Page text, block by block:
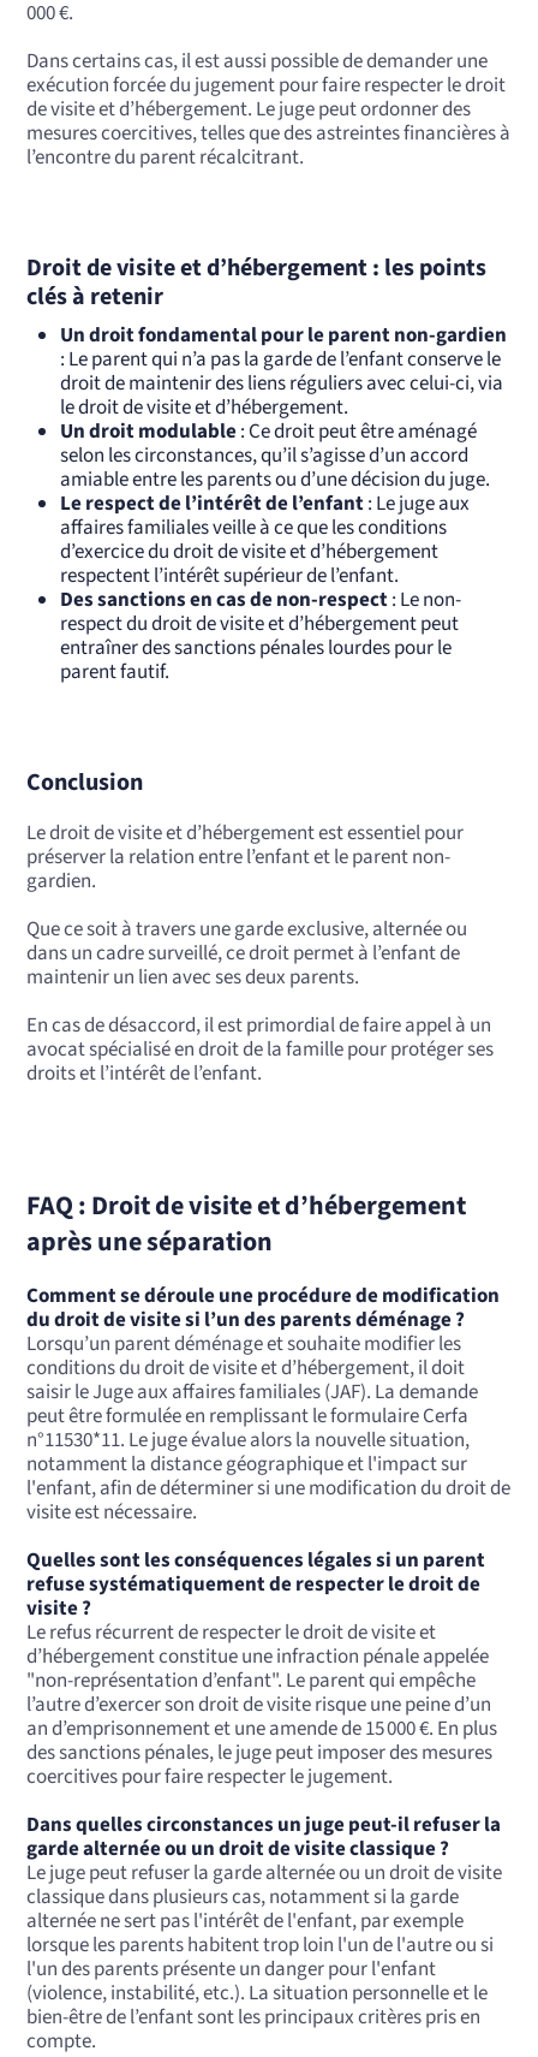
000 €.
Dans certains cas, il est aussi possible de demander une
exécution forcée du jugement pour faire respecter le droit
de visite et d’hébergement. Le juge peut ordonner des
mesures coercitives, telles que des astreintes financières à
l’encontre du parent récalcitrant.
Droit de visite et d’hébergement : les points
clés à retenir
Un droit fondamental pour le parent non-gardien
: Le parent qui n’a pas la garde de l’enfant conserve le
droit de maintenir des liens réguliers avec celui-ci, via
le droit de visite et d’hébergement.
Un droit modulable: Ce droit peut être aménagé
selon les circonstances, qu’il s’agisse d’un accord
amiable entre les parents ou d’une décision du juge.
Le respect de l’intérêt de l’enfant: Le juge aux
affaires familiales veille à ce que les conditions
d’exercice du droit de visite et d’hébergement
respectent l’intérêt supérieur de l’enfant.
Des sanctions en cas de non-respect: Le non-
respect du droit de visite et d’hébergement peut
entraîner des sanctions pénales lourdes pour le
parent fautif.
Conclusion
Le droit de visite et d’hébergement est essentiel pour
préserver la relation entre l’enfant et le parent non-
gardien.
Que ce soit à travers une garde exclusive, alternée ou
dans un cadre surveillé, ce droit permet à l’enfant de
maintenir un lien avec ses deux parents.
En cas de désaccord, il est primordial de faire appel à un
avocat spécialisé en droit de la famille pour protéger ses
droits et l’intérêt de l’enfant.
FAQ : Droit de visite et d’hébergement
après une séparation
Comment se déroule une procédure de modification
du droit de visite si l’un des parents déménage ?
Lorsqu’un parent déménage et souhaite modifier les
conditions du droit de visite et d’hébergement, il doit
saisir le Juge aux affaires familiales (JAF). La demande
peut être formulée en remplissant le formulaire Cerfa
n°11530*11. Le juge évalue alors la nouvelle situation,
notamment la distance géographique et l'impact sur
l'enfant, afin de déterminer si une modification du droit de
visite est nécessaire.
Quelles sont les conséquences légales si un parent
refuse systématiquement de respecter le droit de
visite ?
Le refus récurrent de respecter le droit de visite et
d’hébergement constitue une infraction pénale appelée
"non-représentation d’enfant". Le parent qui empêche
l’autre d’exercer son droit de visite risque une peine d’un
an d’emprisonnement et une amende de 15 000 €. En plus
des sanctions pénales, le juge peut imposer des mesures
coercitives pour faire respecter le jugement.
Dans quelles circonstances un juge peut-il refuser la
garde alternée ou un droit de visite classique ?
Le juge peut refuser la garde alternée ou un droit de visite
classique dans plusieurs cas, notamment si la garde
alternée ne sert pas l'intérêt de l'enfant, par exemple
lorsque les parents habitent trop loin l'un de l'autre ou si
l'un des parents présente un danger pour l'enfant
(violence, instabilité, etc.). La situation personnelle et le
bien-être de l’enfant sont les principaux critères pris en
compte.